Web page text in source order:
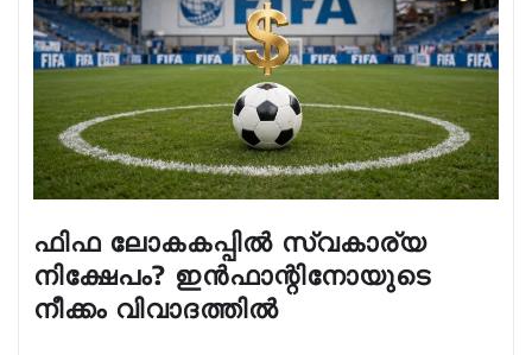
ഫിഫ ലോകകപ്പിൽ സ്വകാര്യ
നിക്ഷേപം? ഇൻഫാന്റിനോയുടെ
നീക്കം വിവാദത്തിൽ